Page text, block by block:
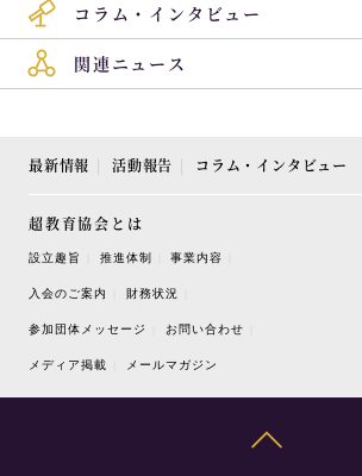
コラム・インタビュー
関連ニュース
最新情報 活動報告 コラム・インタビュー
超教育協会とは
設立趣旨 推進体制 事業内容
入会のご案内 財務状況
参加団体メッセージ お問い合わせ
メディア掲載 メールマガジン